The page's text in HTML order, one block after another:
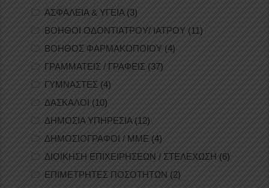
ΑΣΦΑΛΕΙΑ & ΥΓΕΙΑ(3)
ΒΟΗΘΟΙ ΟΔΟΝΤΙΑΤΡΟΥ/ ΙΑΤΡΟΥ (11)
ΒΟΗΘΟΣ ΦΑΡΜΑΚΟΠΟΙΟΥ (4)
ΓΡΑΜΜΑΤΕΙΣ / ΓΡΑΦΕΙΣ (37)
ΓΥΜΝΑΣΤΕΣ (4)
ΔΑΣΚΑΛΟΙ (10)
ΔΗΜΟΣΙΑ ΥΠΗΡΕΣΙΑ (12)
ΔΗΜΟΣΙΟΓΡΑΦΟΙ / ΜΜΕ (4)
ΔΙΟΙΚΗΣΗ ΕΠΙΧΕΙΡΗΣΕΩΝ / ΣΤΕΛΕΧΩΣΗ (6)
ΕΠΙΜΕΤΡΗΤΕΣ ΠΟΣΟΤΗΤΩΝ (2)